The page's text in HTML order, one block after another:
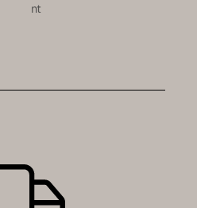
nt